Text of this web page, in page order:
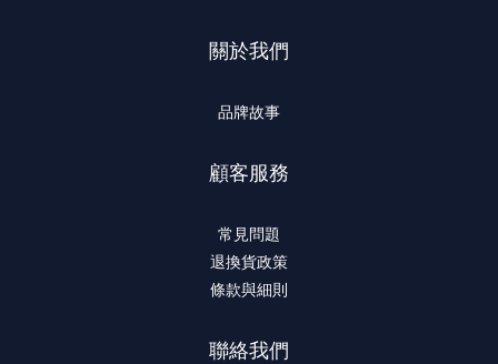
關於我們
品牌故事
顧客服務
常見問題
退換貨政策
條款與細則
聯絡我們